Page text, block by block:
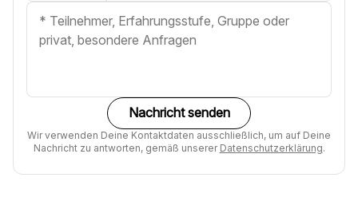
Nachricht senden
Wir verwenden Deine Kontaktdaten ausschließlich, um auf Deine
Nachricht zu antworten, gemäß unserer Datenschutzerklärung.